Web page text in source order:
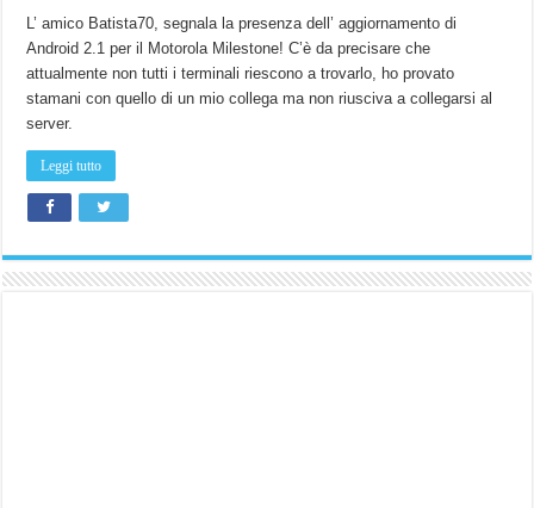
L’ amico Batista70, segnala la presenza dell’ aggiornamento di
Android 2.1 per il Motorola Milestone! C’è da precisare che
attualmente non tutti i terminali riescono a trovarlo, ho provato
stamani con quello di un mio collega ma non riusciva a collegarsi al
server.
Leggi tutto